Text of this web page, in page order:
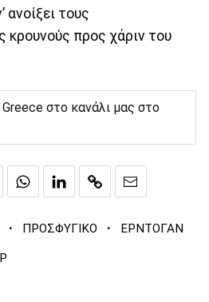
ανοίξει τους
κρουνούς προς χάριν του
στο κανάλι μας στο
· ΠΡΟΣΦΥΓΙΚΟ · ΕΡΝΤΟΓΑΝ